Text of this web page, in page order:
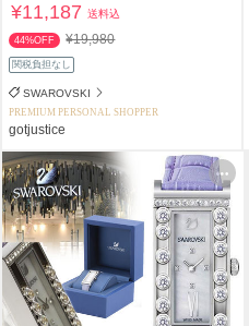
¥11,187送料込
44%OFF ¥19,980
関税負担なし
SWAROVSKI
PREMIUM PERSONAL SHOPPER
gotjustice